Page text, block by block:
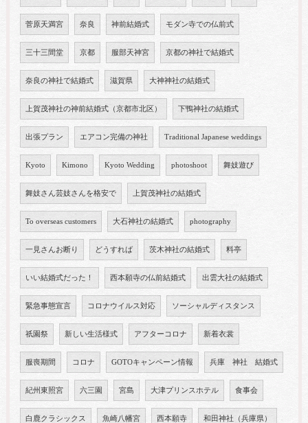
菅原天満宮 奈良 神前結婚式 モダン寺での仏前式
三十三間堂 京都 服部天神宮 京都の神社で結婚式
奈良の神社で結婚式 滋賀県 大神神社の結婚式
上賀茂神社の神前結婚式（京都市北区） 下鴨神社の結婚式
出張プラン エアコン完備の神社 Traditional Japanese weddings
Kyoto Kimono Kyoto Wedding photoshoot 舞妓遊び
舞妓さん芸妓さんを格安で 上賀茂神社の結婚式
To overseas customers 大石神社の結婚式 photography
一見さんお断り どうすれば 茨木神社の結婚式 料亭
いい結婚式だった！ 西本願寺の仏前結婚式 出雲大社の結婚式
緊急事態宣言 コロナウイルス対応 ソーシャルディスタンス
祇園祭 新しい生活様式 アフターコロナ 新着衣裳
服喪期間 コロナ GOTOキャンペーン情報 兵庫 神社 結婚式
紀州東照宮 六三園 宮島 大津プリンスホテル 食事会
白鹿クラシックス 魚崎八幡宮 西本願寺 和田神社（兵庫県）